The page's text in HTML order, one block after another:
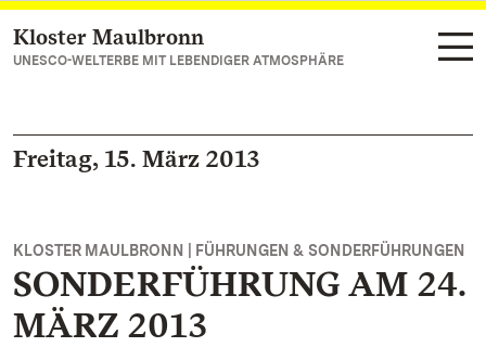
Zum Hauptinhalt springen
Kloster Maulbronn
UNESCO-WELTERBE MIT LEBENDIGER ATMOSPHÄRE
Freitag, 15. März 2013
KLOSTER MAULBRONN | FÜHRUNGEN & SONDERFÜHRUNGEN
SONDERFÜHRUNG AM 24.
MÄRZ 2013